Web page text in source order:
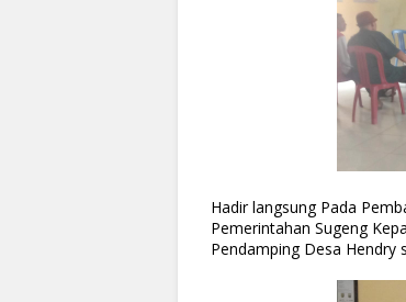
Hadir langsung Pada
Pemerintahan Sugeng
Pendamping Desa Hendry